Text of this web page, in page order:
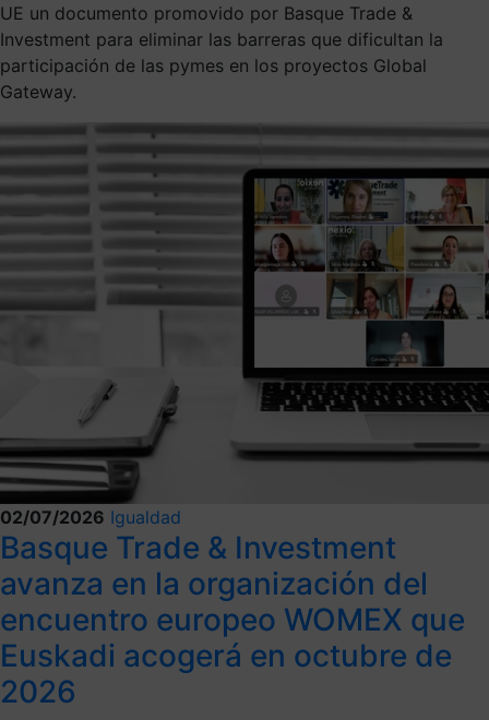
UE un documento promovido por Basque Trade &
Investment para eliminar las barreras que dificultan la
participación de las pymes en los proyectos Global
Gateway.
02/07/2026 Igualdad
Basque Trade & Investment
avanza en la organización del
encuentro europeo WOMEX que
Euskadi acogerá en octubre de
2026